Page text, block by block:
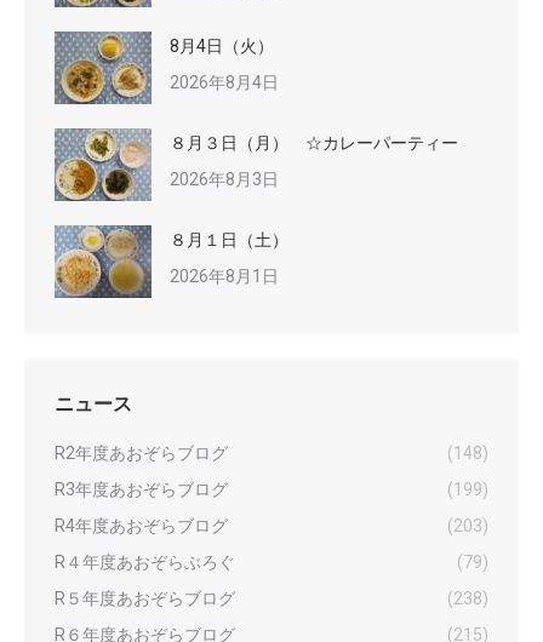
8月4日（火）
2026年8月4日
８月３日（月） ☆カレーパーティー
2026年8月3日
８月１日（土）
2026年8月1日
ニュース
R2年度あおぞらブログ
(148)
R3年度あおぞらブログ
(199)
R4年度あおぞらブログ
(203)
R４年度あおぞらぶろぐ
(79)
R５年度あおぞらブログ
(238)
R６年度あおぞらブログ
(215)